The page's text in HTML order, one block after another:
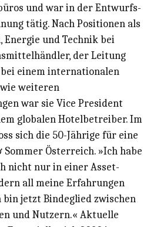
und war in der Entwurfs-
tätig. Nach Positionen als
Energie und Technik bei
der Leitung
einem internationalen
weiteren
war sie Vice President
globalen Hotelbetreiber. Im
sich die 50-Jährige für eine
Österreich. »Ich habe
nicht nur in einer Asset-
all meine Erfahrungen
jetzt Bindeglied zwischen
und Nutzern.« Aktuelle